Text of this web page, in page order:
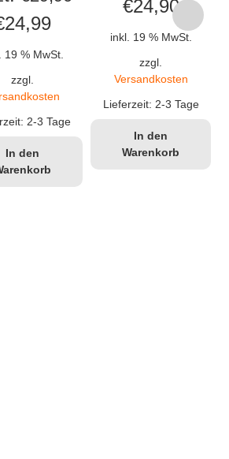
war:
24,99Aktueller
Preis
€24,99.
19 % MwSt.
zzgl.
2-3 Tage
In den
€24,90
inkl. 19 % MwSt.
zzgl.
Versandkosten
Lieferzeit: 2-3 Tage
In den
Warenkorb